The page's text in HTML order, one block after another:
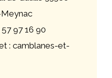
97 16 90
: camblanes-et-